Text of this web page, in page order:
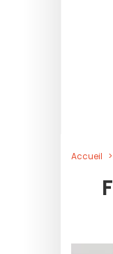
Accueil